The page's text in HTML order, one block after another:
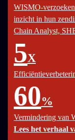
WISMO-
inzicht in hun
Chain Analyst,
5X
60%
Vermindering van
Lees het verhaal